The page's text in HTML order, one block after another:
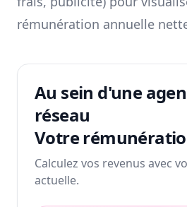
rémunération annuelle
Au sein d'une
réseau
Votre
Calculez vos revenus avec
actuelle.